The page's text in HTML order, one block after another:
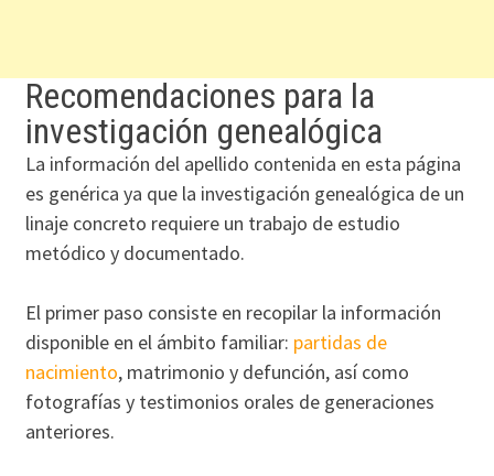
Recomendaciones para la
investigación genealógica
La información del apellido contenida en esta página
es genérica ya que la investigación genealógica de un
linaje concreto requiere un trabajo de estudio
metódico y documentado.
El primer paso consiste en recopilar la información
disponible en el ámbito familiar: partidas de
nacimiento, matrimonio y defunción, así como
fotografías y testimonios orales de generaciones
anteriores.